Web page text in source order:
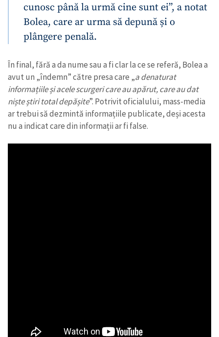
cunosc până la urmă cine sunt ei”, a notat
Bolea, care ar urma să depună și o
plângere penală.
În final, fără a da nume sau a fi clar la ce se referă, Bolea a
avut un „îndemn” către presa care „a denaturat
informațiile și acele scurgeri care au apărut, care au dat
niște știri total depășite”. Potrivit oficialului, mass-media
ar trebui să dezmintă informațiile publicate, deși acesta
nu a indicat care din informații ar fi false.